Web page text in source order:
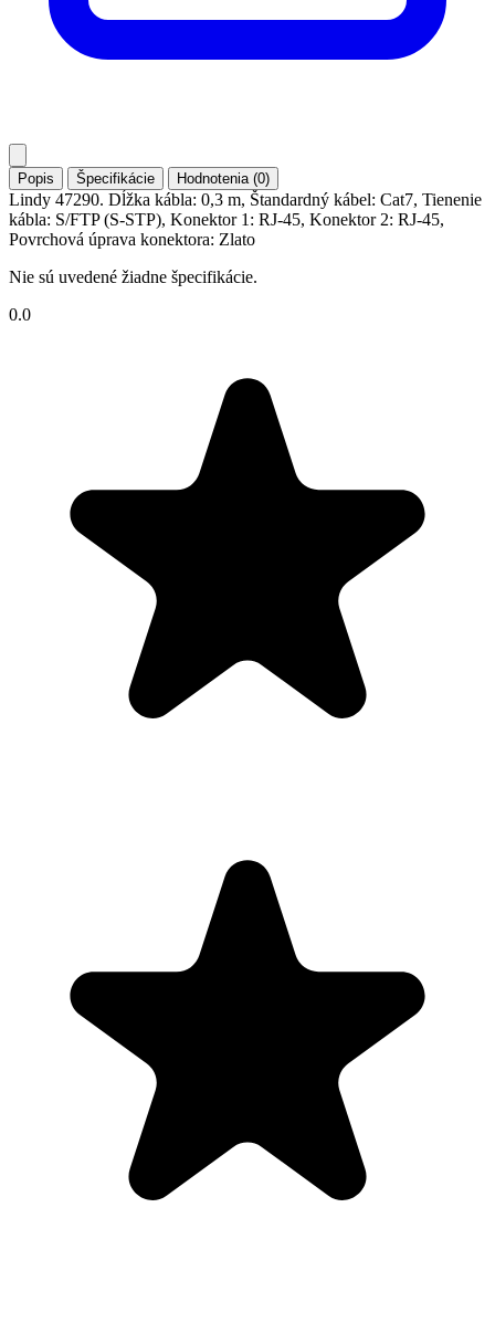
Popis Špecifikácie Hodnotenia (0)
Lindy 47290. Dĺžka kábla: 0,3 m, Štandardný kábel: Cat7, Tienenie
kábla: S/FTP (S-STP), Konektor 1: RJ-45, Konektor 2: RJ-45,
Povrchová úprava konektora: Zlato
Nie sú uvedené žiadne špecifikácie.
0.0